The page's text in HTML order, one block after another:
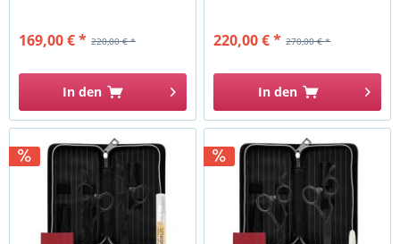
220,00 € *
169,00 € *
In den
270,00 € *
220,00 € *
In den